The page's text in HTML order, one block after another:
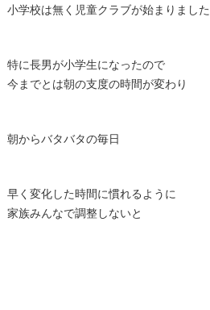
小学校は無く児童クラブが始まりました
特に長男が小学生になったので
今までとは朝の支度の時間が変わり
朝からバタバタの毎日
早く変化した時間に慣れるように
家族みんなで調整しないと